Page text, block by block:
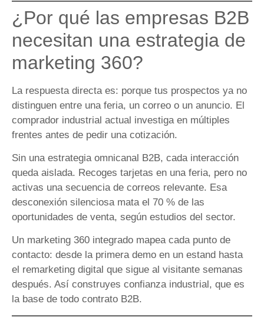
¿Por qué las empresas B2B
necesitan una estrategia de
marketing 360?
La respuesta directa es: porque tus prospectos ya no
distinguen entre una feria, un correo o un anuncio. El
comprador industrial actual investiga en múltiples
frentes antes de pedir una cotización.
Sin una estrategia omnicanal B2B, cada interacción
queda aislada. Recoges tarjetas en una feria, pero no
activas una secuencia de correos relevante. Esa
desconexión silenciosa mata el 70 % de las
oportunidades de venta, según estudios del sector.
Un marketing 360 integrado mapea cada punto de
contacto: desde la primera demo en un estand hasta
el remarketing digital que sigue al visitante semanas
después. Así construyes confianza industrial, que es
la base de todo contrato B2B.